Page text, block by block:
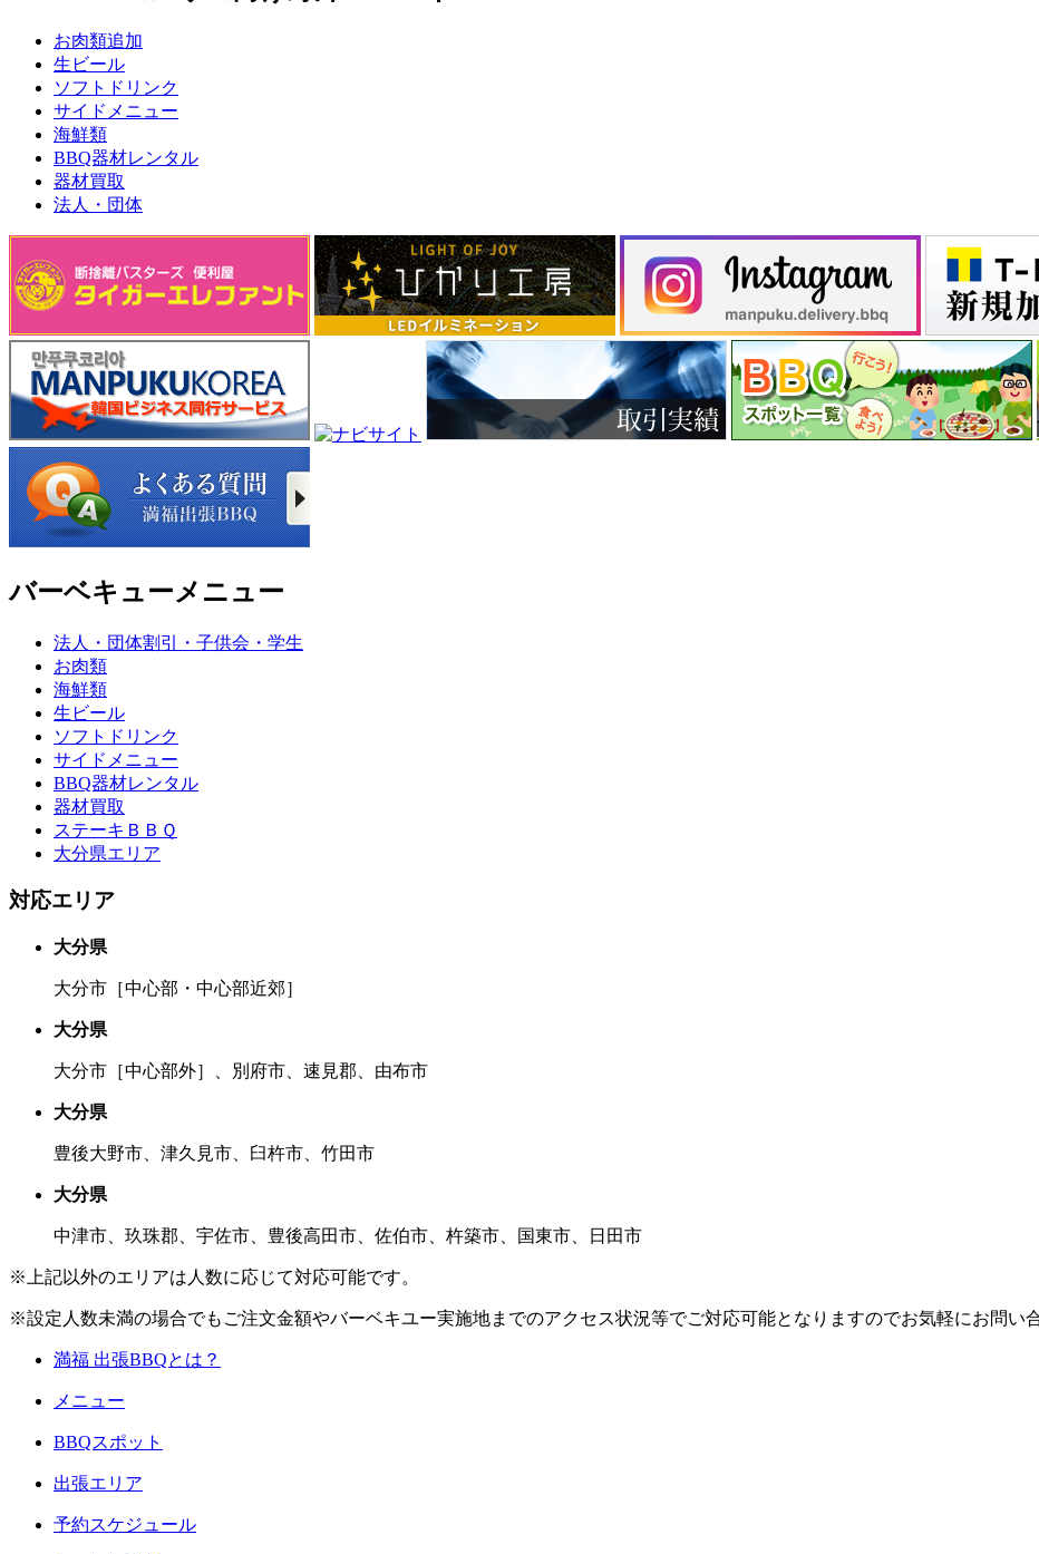
お肉類追加
生ビール
ソフトドリンク
サイドメニュー
海鮮類
BBQ器材レンタル
器材買取
法人・団体
バーベキューメニュー
法人・団体割引・子供会・学生
お肉類
海鮮類
生ビール
ソフトドリンク
サイドメニュー
BBQ器材レンタル
器材買取
ステーキＢＢＱ
大分県エリア
対応エリア
大分県
大分市［中心部・中心部近郊］
大分県
大分市［中心部外］、別府市、速見郡、由布市
大分県
豊後大野市、津久見市、臼杵市、竹田市
大分県
中津市、玖珠郡、宇佐市、豊後高田市、佐伯市、杵築市、国東市、日田市
※上記以外のエリアは人数に応じて対応可能です。
※設定人数未満の場合でもご注文金額やバーベキユー実施地までのアクセス状況等でご対応可能となりますのでお気軽にお問い
満福 出張BBQとは？
メニュー
BBQスポット
出張エリア
予約スケジュール